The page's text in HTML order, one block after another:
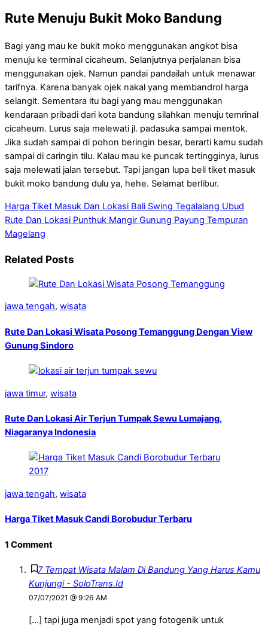
Rute Menuju Bukit Moko Bandung
Bagi yang mau ke bukit moko menggunakan angkot bisa
menuju ke terminal cicaheum. Selanjutnya perjalanan bisa
menggunakan ojek. Namun pandai pandailah untuk menawar
tarifnya. Karena banyak ojek nakal yang membandrol harga
selangit. Sementara itu bagi yang mau menggunakan
kendaraan pribadi dari kota bandung silahkan menuju temrinal
cicaheum. Lurus saja melewati jl. padasuka sampai mentok.
Jika sudah sampai di pohon beringin besar, berarti kamu sudah
sampai di caringin tilu. Kalau mau ke puncak tertingginya, lurus
saja melewati jalan tersebut. Tapi jangan lupa beli tiket masuk
bukit moko bandung dulu ya, hehe. Selamat berlibur.
Harga Tiket Masuk Dan Lokasi Bali Swing Tegalalang Ubud
Rute Dan Lokasi Punthuk Mangir Gunung Payung Tempuran
Magelang
Related Posts
jawa tengah, wisata
Rute Dan Lokasi Wisata Posong Temanggung Dengan View
Gunung Sindoro
jawa timur, wisata
Rute Dan Lokasi Air Terjun Tumpak Sewu Lumajang,
Niagaranya Indonesia
jawa tengah, wisata
Harga Tiket Masuk Candi Borobudur Terbaru
1 Comment
7 Tempat Wisata Malam Di Bandung Yang Harus Kamu
Kunjungi - SoloTrans.Id
07/07/2021 @ 9:26 AM
[…] tapi juga menjadi spot yang fotogenik untuk